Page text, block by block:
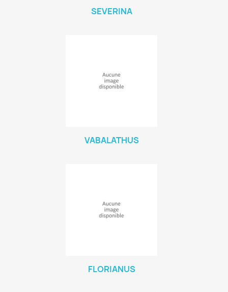
SEVERINA
VABALATHUS
FLORIANUS